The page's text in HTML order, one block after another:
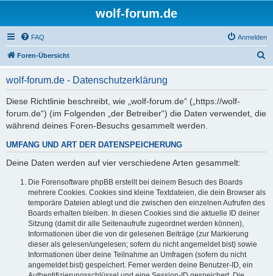
wolf-forum.de
FAQ Anmelden
Foren-Übersicht
wolf-forum.de - Datenschutzerklärung
Diese Richtlinie beschreibt, wie „wolf-forum.de“ („https://wolf-
forum.de“) (im Folgenden „der Betreiber“) die Daten verwendet, die
während deines Foren-Besuchs gesammelt werden.
UMFANG UND ART DER DATENSPEICHERUNG
Deine Daten werden auf vier verschiedene Arten gesammelt:
Die Forensoftware phpBB erstellt bei deinem Besuch des Boards
mehrere Cookies. Cookies sind kleine Textdateien, die dein Browser als
temporäre Dateien ablegt und die zwischen den einzelnen Aufrufen des
Boards erhalten bleiben. In diesen Cookies sind die aktuelle ID deiner
Sitzung (damit dir alle Seitenaufrufe zugeordnet werden können),
Informationen über die von dir gelesenen Beiträge (zur Markierung
dieser als gelesen/ungelesen; sofern du nicht angemeldet bist) sowie
Informationen über deine Teilnahme an Umfragen (sofern du nicht
angemeldet bist) gespeichert. Ferner werden deine Benutzer-ID, ein